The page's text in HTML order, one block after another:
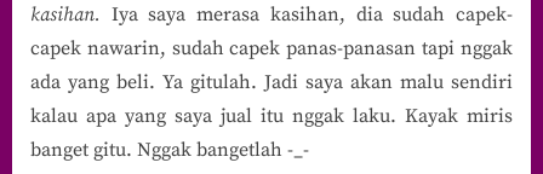
kasihan. Iya saya merasa kasihan, dia sudah capek-
capek nawarin, sudah capek panas-panasan tapi nggak
ada yang beli. Ya gitulah. Jadi saya akan malu sendiri
kalau apa yang saya jual itu nggak laku. Kayak miris
banget gitu. Nggak bangetlah -_-